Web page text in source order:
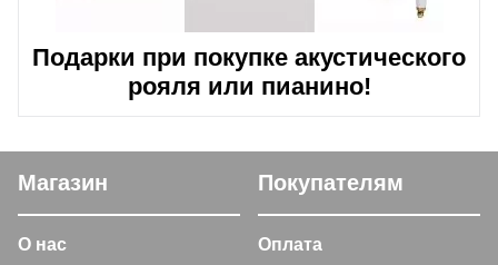
Подарки при покупке акустического
рояля или пианино!
Магазин
О нас
Покупателям
Оплата